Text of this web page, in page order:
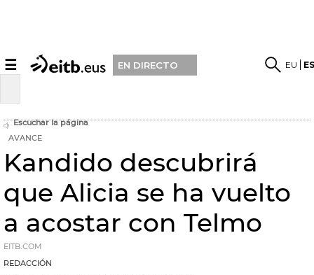
☰ EN DIRECTO EU
Escuchar la página
AVANCE
Kandido descubrirá
que Alicia se ha vuelto
a acostar con Telmo
EITB.COM
REDACCIÓN